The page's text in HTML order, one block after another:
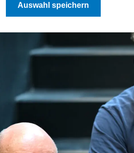
Auswahl speichern